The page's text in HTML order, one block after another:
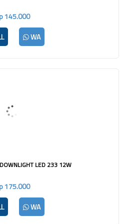
145.000
WA
LED 233 12W
175.000
WA